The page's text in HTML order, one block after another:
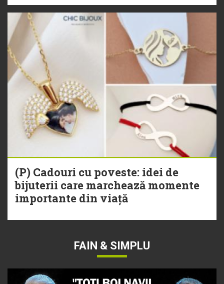
(P) Cadouri cu poveste: idei de
bijuterii care marchează momente
importante din viață
FAIN & SIMPLU